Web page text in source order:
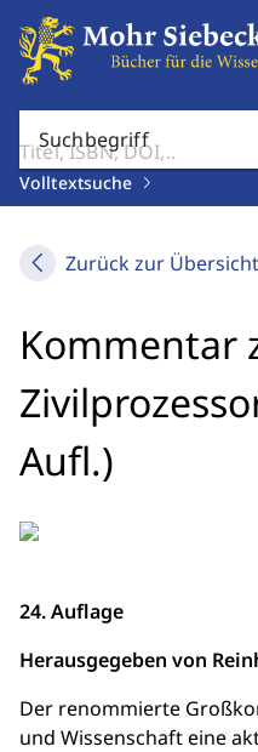
Suchbegriff
Volltextsuche
Zurück zur Übersicht
Kommentar
Aufl.)
24. Auflage
Herausgegeben von
Der renommierte
und Wissenschaft eine